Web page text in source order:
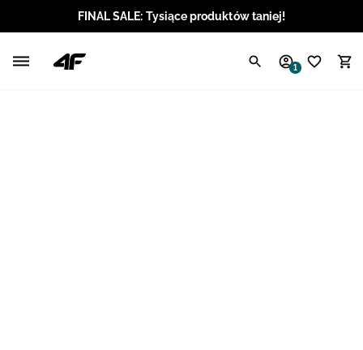
FINAL SALE: Tysiące produktów taniej!
1